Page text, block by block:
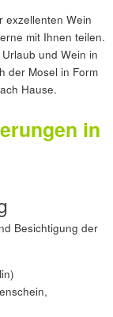
exzellenten Wein
mit Ihnen teilen.
und Wein in
der Mosel in Form
Hause.
in
Besichtigung der